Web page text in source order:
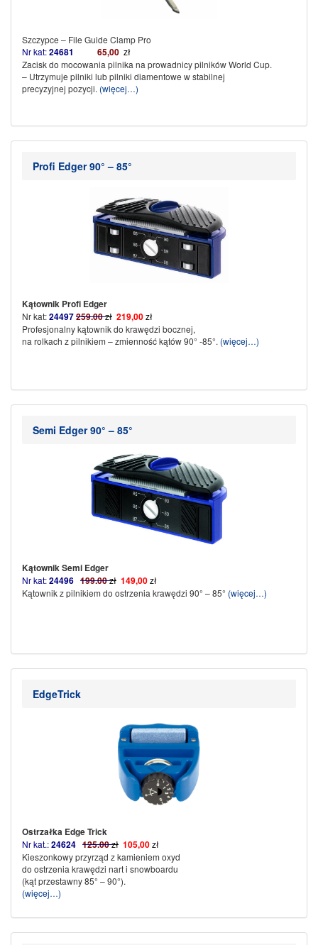
Szczypce – File Guide Clamp Pro
Nr kat:24681 65,00 zł
Zacisk do mocowania pilnika na prowadnicy pilników World Cup.
– Utrzymuje pilniki lub pilniki diamentowe w stabilnej
precyzyjnej pozycji. (więcej…)
Profi Edger 90° – 85°
Kątownik Profi Edger
Nr kat:24497259.00zł 219,00zł
Profesjonalny kątownik do krawędzi bocznej,
na rolkach z pilnikiem – zmienność kątów 90° -85°. (więcej…)
Semi Edger 90° – 85°
Kątownik Semi Edger
Nr kat:24496 199.00zł 149,00zł
Kątownik z pilnikiem do ostrzenia krawędzi 90° – 85° (więcej…)
EdgeTrick
Ostrzałka Edge Trick
Nr kat.:24624 125.00zł 105,00zł
Kieszonkowy przyrząd z kamieniem oxyd
do ostrzenia krawędzi nart i snowboardu
(kąt przestawny 85° – 90°).
(więcej…)